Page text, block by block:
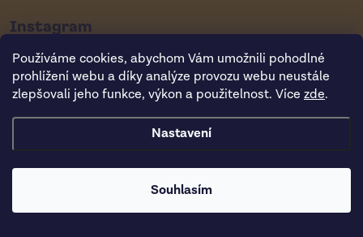
Používáme cookies, abychom Vám umožnili pohodlné
prohlížení webu a díky analýze provozu webu neustále
zlepšovali jeho funkce, výkon a použitelnost. Více zde.
Nastavení
Souhlasím
Instagram
Copyright 2026Vsepropejska.cz. Všechna práva vyhrazena.